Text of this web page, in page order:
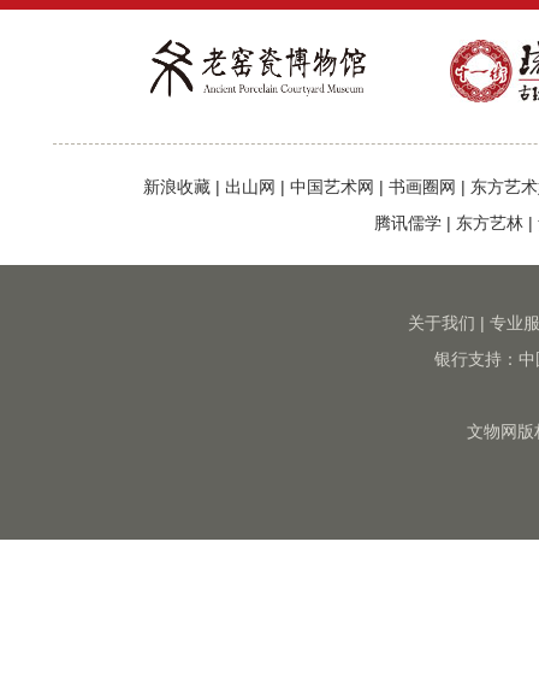
新浪收藏 | 出山网 | 中国艺术网 | 书画圈网 | 东方艺
腾讯儒学 | 东方艺林 |
关于我们 | 专业
银行支持：
文物网